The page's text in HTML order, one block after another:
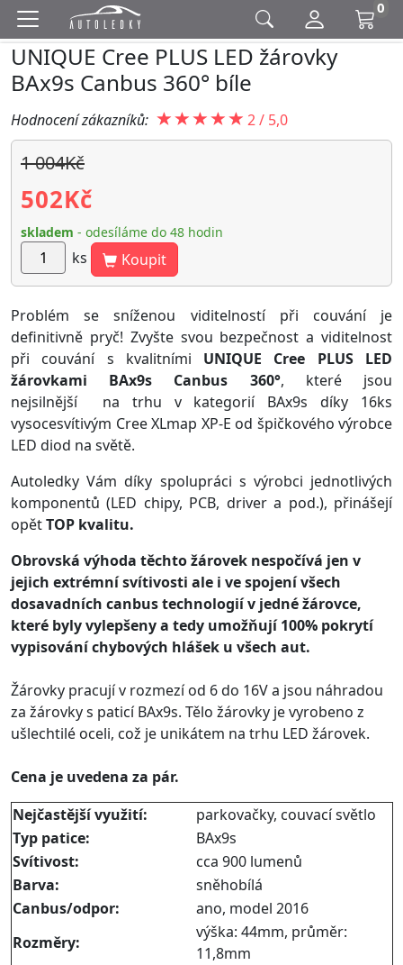
0
UNIQUE Cree PLUS LED žárovky
BAx9s Canbus 360° bíle
Hodnocení zákazníků: 2/ 5,0
1 004Kč
502Kč
skladem - odesíláme do 48 hodin
ks Koupit
Problém se sníženou viditelností při couvání je
definitivně pryč! Zvyšte svou bezpečnost a viditelnost
při couvání s kvalitními UNIQUE Cree PLUS LED
žárovkami BAx9s Canbus 360°, které jsou
nejsilnější na trhu v kategorií BAx9s díky 16ks
vysocesvítivým Cree XLmap XP-E od špičkového výrobce
LED diod na světě.
Autoledky Vám díky spolupráci s výrobci jednotlivých
komponentů (LED chipy, PCB, driver a pod.), přinášejí
opětTOP kvalitu.
Obrovská výhoda těchto žárovek nespočívá jen v
jejich extrémní svítivosti ale i ve spojení všech
dosavadních canbus technologií v jedné žárovce,
které byly vylepšeny a tedy umožňují 100% pokrytí
vypisování chybových hlášek u všech aut.
Žárovky pracují v rozmezí od 6 do 16V a jsou náhradou
za žárovky s paticí BAx9s. Tělo žárovky je vyrobeno z
ušlechtilé oceli, což je unikátem na trhu LED žárovek.
Cena je uvedena za pár.
Nejčastější využití:​
parkovačky, couvací světlo
Typ patice:
BAx9s
Svítivost:
cca 900 lumenů
Barva:
sněhobílá
Canbus/odpor:
ano, model 2016
Rozměry:
výška: 44mm, průměr:
11,8mm